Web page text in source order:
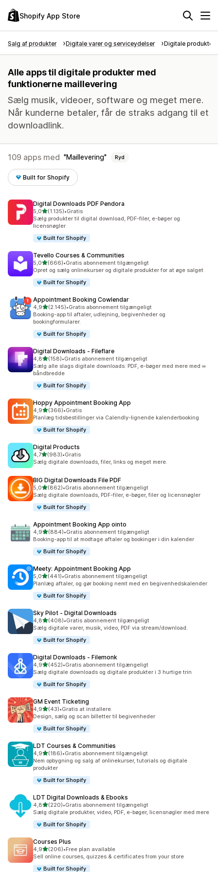
Shopify App Store
Salg af produkter Digitale varer og serviceydelser Digitale produkter
Alle apps til digitale produkter med
funktionerne maillevering
Sælg musik, videoer, software og meget mere.
Når kunderne betaler, får de straks adgang til et
downloadlink.
109 apps med Maillevering Ryd
Built for Shopify
Digital Downloads PDF Pendora
5,0ud af 5 stjerner
(1.135)
1135 anmeldelser i alt
•Gratis
Sælg produkter til digital download, PDF-filer, e-bøger og
licensnøgler
Built for Shopify
Tevello Courses & Communities
5,0ud af 5 stjerner
(666)
666 anmeldelser i alt
•Gratis abonnement tilgængeligt
Opret og sælg onlinekurser og digitale produkter for at øge salget
Built for Shopify
Appointment Booking Cowlendar
4,9ud af 5 stjerner
(2.145)
2145 anmeldelser i alt
•Gratis abonnement tilgængeligt
Booking-app til aftaler, udlejning, begivenheder og
bookingformularer.
Built for Shopify
Digital Downloads ‑ Fileflare
4,8ud af 5 stjerner
(158)
158 anmeldelser i alt
•Gratis abonnement tilgængeligt
Sælg alle slags digitale downloads: PDF, e-bøger med mere med ∞
båndbredde
Built for Shopify
Hoppy Appointment Booking App
4,9ud af 5 stjerner
(366)
366 anmeldelser i alt
•Gratis
Planlæg tidsbestillinger via Calendly-lignende kalenderbooking
Built for Shopify
Digital Products
4,7ud af 5 stjerner
(983)
983 anmeldelser i alt
•Gratis
Sælg digitale downloads, filer, links og meget mere.
BIG Digital Downloads File PDF
5,0ud af 5 stjerner
(862)
862 anmeldelser i alt
•Gratis abonnement tilgængeligt
Sælg digitale downloads, PDF-filer, e-bøger, filer og licensnøgler
Built for Shopify
Appointment Booking App ointo
4,9ud af 5 stjerner
(884)
884 anmeldelser i alt
•Gratis abonnement tilgængeligt
Booking-app til at modtage aftaler og bookinger i din kalender
Built for Shopify
Meety: Appointment Booking App
5,0ud af 5 stjerner
(441)
441 anmeldelser i alt
•Gratis abonnement tilgængeligt
Planlæg aftaler, og gør booking nemt med en begivenhedskalender
Built for Shopify
Sky Pilot ‑ Digital Downloads
4,8ud af 5 stjerner
(408)
408 anmeldelser i alt
•Gratis abonnement tilgængeligt
Sælg digitale varer, musik, video, PDF via stream/download.
Built for Shopify
Digital Downloads ‑ Filemonk
4,9ud af 5 stjerner
(452)
452 anmeldelser i alt
•Gratis abonnement tilgængeligt
Sælg digitale downloads og digitale produkter i 3 hurtige trin
Built for Shopify
GM Event Ticketing
4,9ud af 5 stjerner
(43)
43 anmeldelser i alt
•Gratis at installere
Design, sælg og scan billetter til begivenheder
Built for Shopify
LDT Courses & Communities
4,9ud af 5 stjerner
(186)
186 anmeldelser i alt
•Gratis abonnement tilgængeligt
Nem opbygning og salg af onlinekurser, tutorials og digitale
produkter
Built for Shopify
LDT Digital Downloads & Ebooks
4,8ud af 5 stjerner
(220)
220 anmeldelser i alt
•Gratis abonnement tilgængeligt
Sælg digitale produkter, video, PDF, e-bøger, licensnøgler med mere
Built for Shopify
Courses Plus
4,9ud af 5 stjerner
(206)
206 anmeldelser i alt
•Free plan available
Sell online courses, quizzes & certificates from your store
Built for Shopify